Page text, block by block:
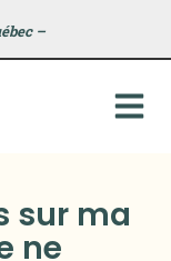
–
sur ma
ne